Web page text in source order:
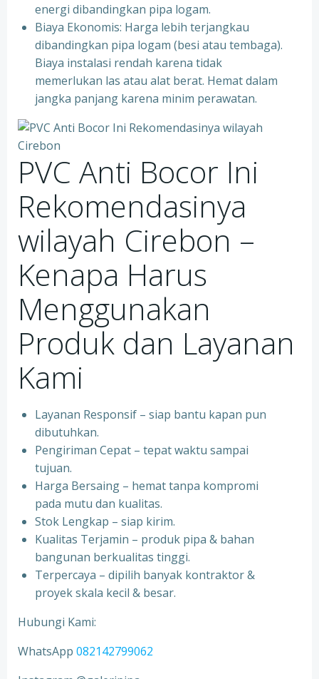
energi dibandingkan pipa logam.
Biaya Ekonomis: Harga lebih terjangkau
dibandingkan pipa logam (besi atau tembaga).
Biaya instalasi rendah karena tidak
memerlukan las atau alat berat. Hemat dalam
jangka panjang karena minim perawatan.
PVC Anti Bocor Ini
Rekomendasinya
wilayah Cirebon –
Kenapa Harus
Menggunakan
Produk dan Layanan
Kami
Layanan Responsif – siap bantu kapan pun
dibutuhkan.
Pengiriman Cepat – tepat waktu sampai
tujuan.
Harga Bersaing – hemat tanpa kompromi
pada mutu dan kualitas.
Stok Lengkap – siap kirim.
Kualitas Terjamin – produk pipa & bahan
bangunan berkualitas tinggi.
Terpercaya – dipilih banyak kontraktor &
proyek skala kecil & besar.
Hubungi Kami:
WhatsApp 082142799062